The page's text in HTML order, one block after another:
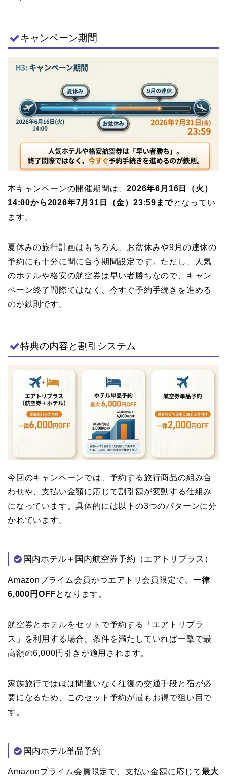
キャンペーン期間
本キャンペーンの開催期間は、2026年6月16日（火）
14:00から2026年7月31日（金）23:59までとなってい
ます。
夏休みの旅行計画はもちろん、お盆休みや9月の連休の
予約にも十分に間に合う期間設定です。ただし、人気
のホテルや格安の航空券は早い者勝ちなので、キャン
ペーン終了間際ではなく、今すぐ予約手続きを進める
のが鉄則です。
特典の内容と割引システム
今回のキャンペーンでは、予約する旅行商品の組み合
わせや、支払い金額に応じて割引額が変動する仕組み
になっています。具体的には以下の3つのパターンに分
かれています。
国内ホテル＋国内航空券予約（エアトリプラス）
Amazonプライム会員かつエアトリ会員限定で、一律
6,000円OFFとなります。
航空券とホテルをセットで予約する「エアトリプラ
ス」を利用する場合、条件を満たしていれば一撃で最
高額の6,000円引きが適用されます。
家族旅行ではほぼ間違いなく往復の交通手段と宿が必
要になるため、このセット予約が最もお得で狙い目で
す。
国内ホテル単品予約
Amazonプライム会員限定で、支払い金額に応じて最大